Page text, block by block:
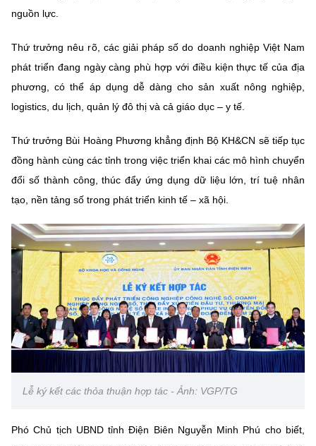
nguồn lực.
Thứ trưởng nêu rõ, các giải pháp số do doanh nghiệp Việt Nam
phát triển đang ngày càng phù hợp với điều kiện thực tế của địa
phương, có thể áp dụng dễ dàng cho sản xuất nông nghiệp,
logistics, du lịch, quản lý đô thị và cả giáo dục – y tế.
Thứ trưởng Bùi Hoàng Phương khẳng định Bộ KH&CN sẽ tiếp tục
đồng hành cùng các tỉnh trong việc triển khai các mô hình chuyển
đổi số thành công, thúc đẩy ứng dụng dữ liệu lớn, trí tuệ nhân
tạo, nền tảng số trong phát triển kinh tế – xã hội.
Lễ ký kết các thỏa thuận hợp tác - Ảnh: VGP/TG
Phó Chủ tịch UBND tỉnh Điện Biên Nguyễn Minh Phú cho biết,